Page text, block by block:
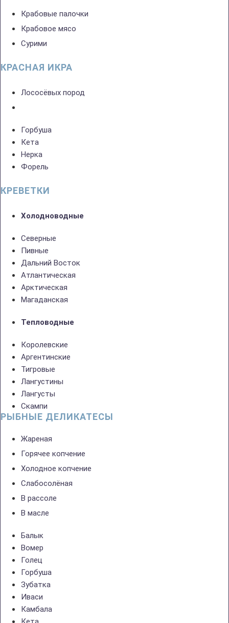
Крабовые палочки
Крабовое мясо
Сурими
КРАСНАЯ ИКРА
Лососёвых пород
Горбуша
Кета
Нерка
Форель
КРЕВЕТКИ
Холодноводные
Северные
Пивные
Дальний Восток
Атлантическая
Арктическая
Магаданская
Тепловодные
Королевские
Аргентинские
Тигровые
Лангустины
Лангусты
Скампи
РЫБНЫЕ ДЕЛИКАТЕСЫ
Жареная
Горячее копчение
Холодное копчение
Слабосолёная
В рассоле
В масле
Балык
Вомер
Голец
Горбуша
Зубатка
Иваси
Камбала